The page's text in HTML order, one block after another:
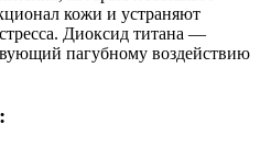
кожи и устраняют
Диоксид титана —
пагубному воздействию